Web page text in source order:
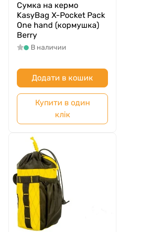
Сумка на кермо
KasyBag X-Pocket Pack
One hand (кормушка)
Berry
В наличии
Додати в кошик
Купити в один
клік